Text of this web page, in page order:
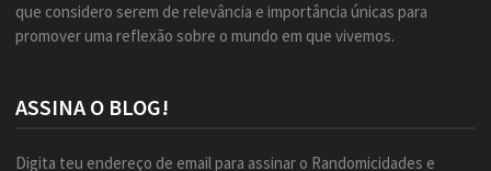
que considero serem de relevância e importância únicas para
promover uma reflexão sobre o mundo em que vivemos.
ASSINA O BLOG!
Digita teu endereço de email para assinar o Randomicidades e